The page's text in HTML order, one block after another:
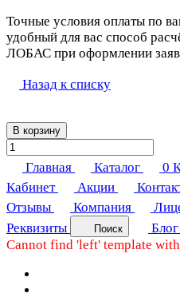
Точные условия оплаты по
удобный для вас способ
ЛОБАС при оформлении
Назад к списку
В корзину
Главная Каталог 0
Кабинет
Акции
Отзывы
Компания
Реквизиты
Поиск Блог
Cannot find 'left' template